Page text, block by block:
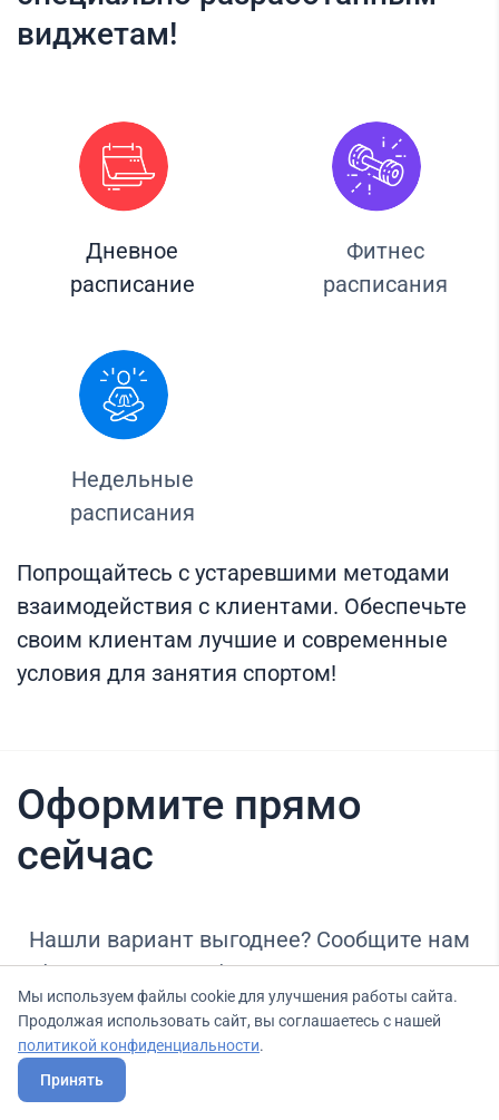
виджетам!
Дневное
расписание
Фитнес
расписания
Недельные
расписания
Попрощайтесь с устаревшими методами
взаимодействия с клиентами. Обеспечьте
своим клиентам лучшие и современные
условия для занятия спортом!
Оформите прямо
сейчас
Нашли вариант выгоднее? Сообщите нам
об этом, и мы подберем для Вас выгодные
условия.
Мы используем файлы cookie для улучшения работы сайта.
Продолжая использовать сайт, вы соглашаетесь с нашей
политикой конфиденциальности.
Принять